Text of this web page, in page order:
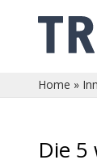
Home »
Die